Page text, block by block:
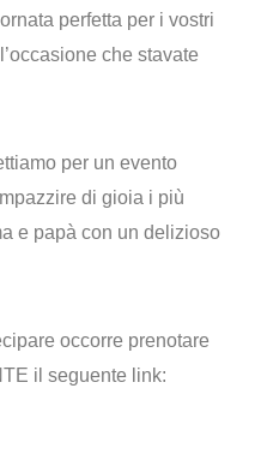
perfetta per i vostri
che stavate
per un evento
di gioia i più
e papà con un delizioso
occorre prenotare
il seguente link: